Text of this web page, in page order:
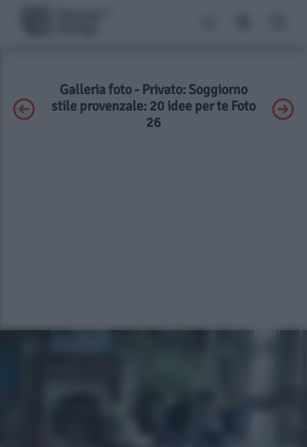
Galleria foto - Privato: Soggiorno
stile provenzale: 20 idee per te Foto
26